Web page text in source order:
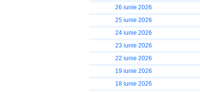
26 iunie 2026
25 iunie 2026
24 iunie 2026
23 iunie 2026
22 iunie 2026
19 iunie 2026
18 iunie 2026